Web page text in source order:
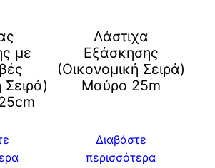
με
Σειρά)
Λάστιχα
Εξάσκησης
(Οικονομική Σειρά)
Μαύρο 25m
Διαβάστε
περισσότερα